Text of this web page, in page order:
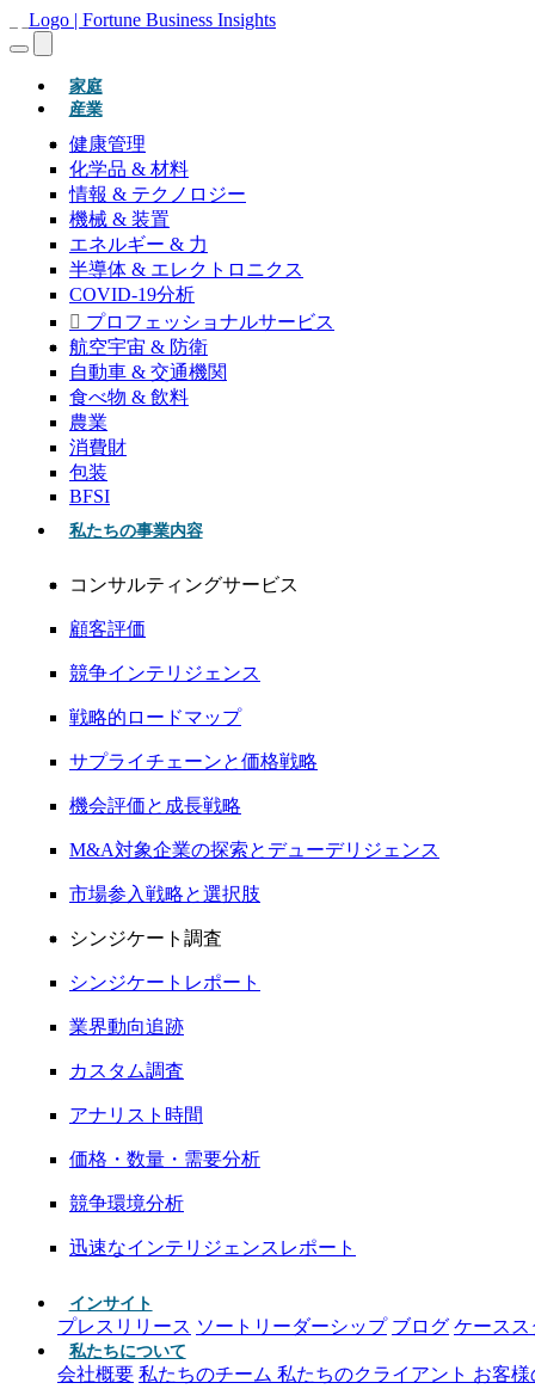
家庭(現在)
産業
健康管理
化学品 & 材料
情報 & テクノロジー
機械 & 装置
エネルギー & 力
半導体 & エレクトロニクス
COVID-19分析
プロフェッショナルサービス
航空宇宙 & 防衛
自動車 & 交通機関
食べ物 & 飲料
農業
消費財
包装
BFSI
私たちの事業内容
コンサルティングサービス
顧客評価
競争インテリジェンス
戦略的ロードマップ
サプライチェーンと価格戦略
機会評価と成長戦略
M&A対象企業の探索とデューデリジェンス
市場参入戦略と選択肢
シンジケート調査
シンジケートレポート
業界動向追跡
カスタム調査
アナリスト時間
価格・数量・需要分析
競争環境分析
迅速なインテリジェンスレポート
インサイト
プレスリリース ソートリーダーシップ ブログ ケースス
私たちについて
会社概要 私たちのチーム 私たちのクライアント お客